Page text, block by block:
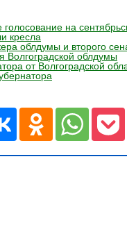
на
кресла
облдумы и второго
Волгоградской облдумы
от Волгоградской